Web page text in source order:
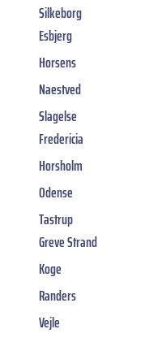
Silkeborg
Esbjerg
Horsens
Naestved
Slagelse
Fredericia
Horsholm
Odense
Tastrup
Greve Strand
Koge
Randers
Vejle